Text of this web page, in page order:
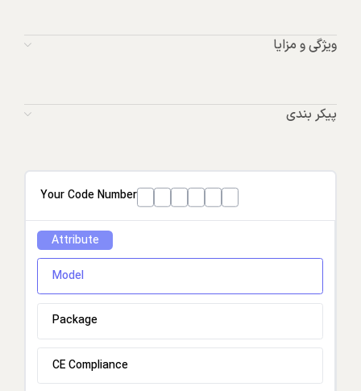
ویژگی و مزایا
پیکر بندی
Your Code Number
Attribute
Model
Package
CE Compliance